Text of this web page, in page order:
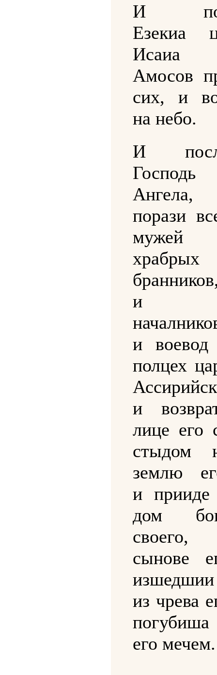
И
Езекиа
Амосов
сих, и
на небо.
И
Господь
Ангела,
порази
мужей
храбрых
и
и
полцех
и
лице его
стыдом
землю
и
дом
своего,
сынове
изшедшии
из чрева
погубиша
его мечем.